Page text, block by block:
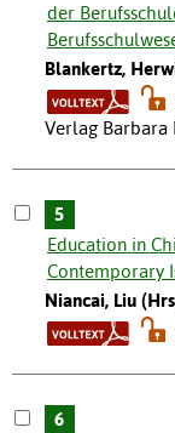
der
Blankertz,
Verlag Barbara
5
Education in
Contemporary
Niancai, Liu
6